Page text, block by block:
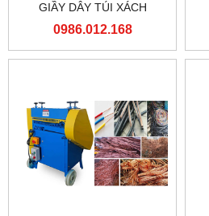
GIẦY DÂY TÚI XÁCH
0986.012.168